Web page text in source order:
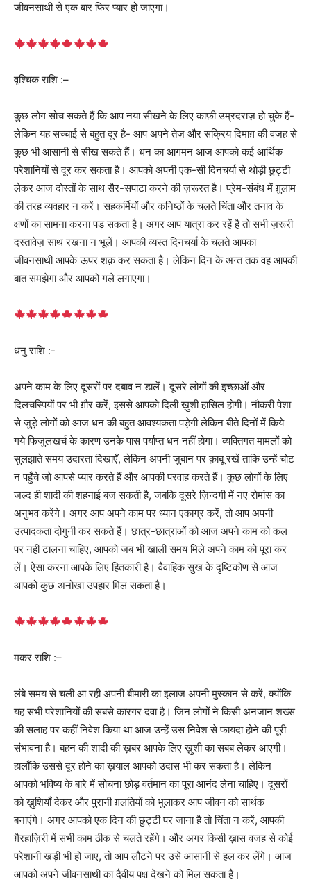
जीवनसाथी से एक बार फिर प्यार हो जाएगा।
वृश्चिक राशि :–
कुछ लोग सोच सकते हैं कि आप नया सीखने के लिए काफ़ी उम्रदराज़ हो चुके हैं-
लेकिन यह सच्चाई से बहुत दूर है- आप अपने तेज़ और सक्रिय दिमाग़ की वजह से
कुछ भी आसानी से सीख सकते हैं। धन का आगमन आज आपको कई आर्थिक
परेशानियों से दूर कर सकता है। आपको अपनी एक-सी दिनचर्या से थोड़ी छुट्टी
लेकर आज दोस्तों के साथ सैर-सपाटा करने की ज़रूरत है। प्रेम-संबंध में ग़ुलाम
की तरह व्यवहार न करें। सहकर्मियों और कनिष्ठों के चलते चिंता और तनाव के
क्षणों का सामना करना पड़ सकता है। अगर आप यात्रा कर रहें है तो सभी ज़रूरी
दस्तावेज़ साथ रखना न भूलें। आपकी व्यस्त दिनचर्या के चलते आपका
जीवनसाथी आपके ऊपर शक़ कर सकता है। लेकिन दिन के अन्त तक वह आपकी
बात समझेगा और आपको गले लगाएगा।
धनु राशि :-
अपने काम के लिए दूसरों पर दबाव न डालें। दूसरे लोगों की इच्छाओं और
दिलचस्पियों पर भी ग़ौर करें, इससे आपको दिली ख़ुशी हासिल होगी। नौकरी पेशा
से जुड़े लोगों को आज धन की बहुत आवश्यकता पड़ेगी लेकिन बीते दिनों में किये
गये फिजुलखर्च के कारण उनके पास पर्याप्त धन नहीं होगा। व्यक्तिगत मामलों को
सुलझाते समय उदारता दिखाएँ, लेकिन अपनी ज़ुबान पर क़ाबू रखें ताकि उन्हें चोट
न पहुँचे जो आपसे प्यार करते हैं और आपकी परवाह करते हैं। कुछ लोगों के लिए
जल्द ही शादी की शहनाई बज सकती है, जबकि दूसरे ज़िन्दगी में नए रोमांस का
अनुभव करेंगे। अगर आप अपने काम पर ध्यान एकाग्र करें, तो आप अपनी
उत्पादकता दोगुनी कर सकते हैं। छात्र-छात्राओं को आज अपने काम को कल
पर नहीं टालना चाहिए, आपको जब भी खाली समय मिले अपने काम को पूरा कर
लें। ऐसा करना आपके लिए हितकारी है। वैवाहिक सुख के दृष्टिकोण से आज
आपको कुछ अनोखा उपहार मिल सकता है।
मकर राशि :–
लंबे समय से चली आ रही अपनी बीमारी का इलाज अपनी मुस्कान से करें, क्योंकि
यह सभी परेशानियों की सबसे कारगर दवा है। जिन लोगों ने किसी अनजान शख्स
की सलाह पर कहीं निवेश किया था आज उन्हें उस निवेश से फायदा होने की पूरी
संभावना है। बहन की शादी की ख़बर आपके लिए ख़ुशी का सबब लेकर आएगी।
हालाँकि उससे दूर होने का ख़याल आपको उदास भी कर सकता है। लेकिन
आपको भविष्य के बारे में सोचना छोड़ वर्तमान का पूरा आनंद लेना चाहिए। दूसरों
को ख़ुशियाँ देकर और पुरानी ग़लतियों को भुलाकर आप जीवन को सार्थक
बनाएंगे। अगर आपको एक दिन की छुट्टी पर जाना है तो चिंता न करें, आपकी
ग़ैरहाज़िरी में सभी काम ठीक से चलते रहेंगे। और अगर किसी ख़ास वजह से कोई
परेशानी खड़ी भी हो जाए, तो आप लौटने पर उसे आसानी से हल कर लेंगे। आज
आपको अपने जीवनसाथी का दैवीय पक्ष देखने को मिल सकता है।